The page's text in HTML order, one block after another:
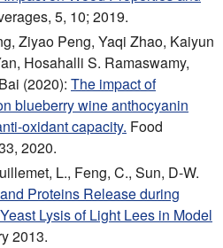
5, 10; 2019.
Ziyao Peng, Yaqi Zhao, Kaiyun
Hosahalli S. Ramaswamy,
(2020): The impact of
blueberry wine anthocyanin
oxidant capacity. Food
2020.
L., Feng, C., Sun, D-W.
Proteins Release during
Lysis of Light Lees in Model
2013.